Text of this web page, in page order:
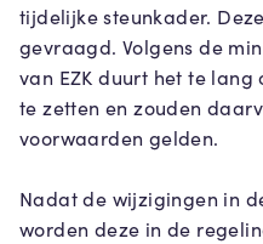
tijdelijke steunkader.
gevraagd. Volgens de
van EZK duurt het te
te zetten en zouden
voorwaarden gelden.
Nadat de wijzigingen in
worden deze in de